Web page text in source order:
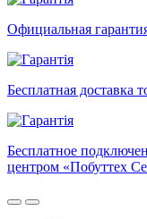
Официальная
Бесплатная доставка
Бесплатное
центром «Побуттех